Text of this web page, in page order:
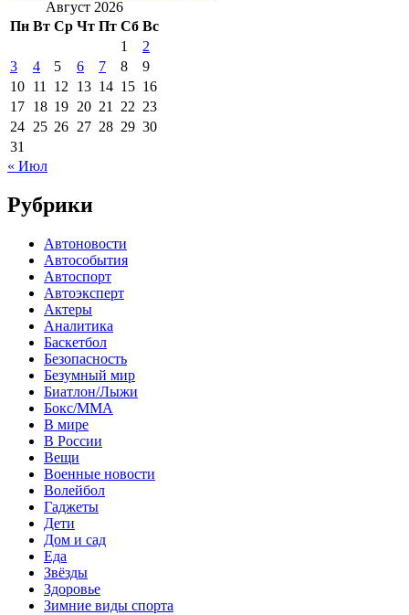
Август 2026
Пн Вт Ср Чт Пт Сб Вс
1
2
3
4 5 6 7 8
9
10 11 12 13 14 15 16
17 18 19 20 21 22 23
24 25 26 27 28 29 30
31
« Июл
Рубрики
Автоновости
Автособытия
Автоспорт
Автоэксперт
Актеры
Аналитика
Баскетбол
Безопасность
Безумный мир
Биатлон/Лыжи
Бокс/MMA
В мире
В России
Вещи
Военные новости
Волейбол
Гаджеты
Дети
Дом и сад
Еда
Звёзды
Здоровье
Зимние виды спорта